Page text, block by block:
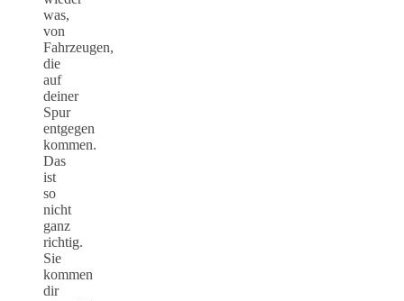
was,
von
Fahrzeugen,
die
auf
deiner
Spur
entgegen
kommen.
Das
ist
so
nicht
ganz
richtig.
Sie
kommen
dir